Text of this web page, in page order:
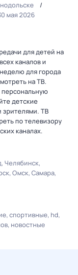
мая 2026
для детей на
каналов и
для города
на ТВ.
персональную
детские
зрителями. ТВ
по телевизору
каналах.
Челябинск
Омск Самара
спортивные hd
новостные